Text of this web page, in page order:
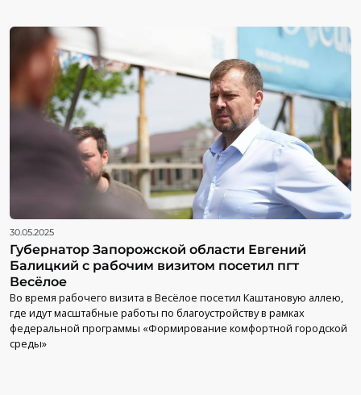
30.05.2025
Губернатор Запорожской области Евгений
Балицкий с рабочим визитом посетил пгт
Весёлое
Во время рабочего визита в Весёлое посетил Каштановую аллею,
где идут масштабные работы по благоустройству в рамках
федеральной программы «Формирование комфортной городской
среды»